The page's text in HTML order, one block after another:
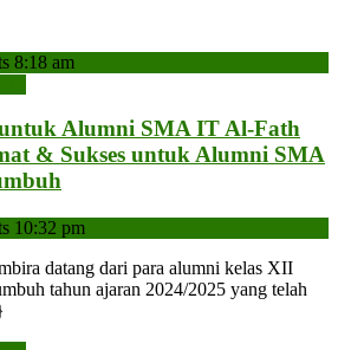
8:18 am
untuk Alumni SMA IT Al-Fath
& Sukses untuk Alumni SMA
10:32 pm
datang dari para alumni kelas XII
tahun ajaran 2024/2025 yang telah